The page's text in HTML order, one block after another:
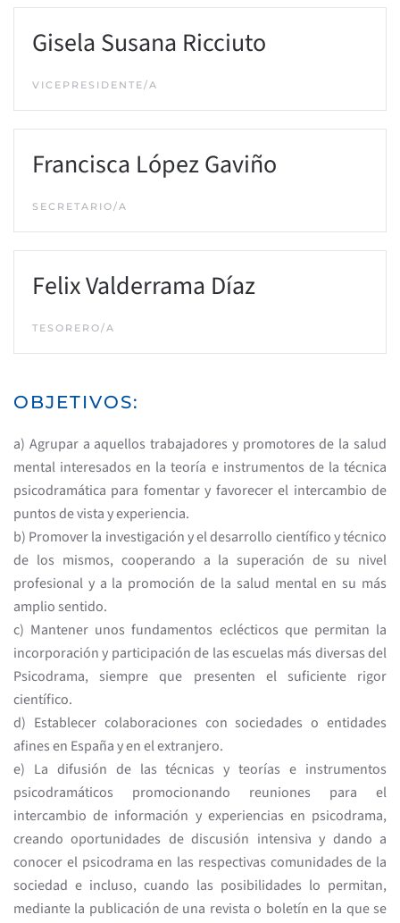
Gisela Susana Ricciuto
VICEPRESIDENTE/A
Francisca López Gaviño
SECRETARIO/A
Felix Valderrama Díaz
TESORERO/A
OBJETIVOS:
a) Agrupar a aquellos trabajadores y promotores de la salud
mental interesados en la teoría e instrumentos de la técnica
psicodramática para fomentar y favorecer el intercambio de
puntos de vista y experiencia.
b) Promover la investigación y el desarrollo científico y técnico
de los mismos, cooperando a la superación de su nivel
profesional y a la promoción de la salud mental en su más
amplio sentido.
c) Mantener unos fundamentos eclécticos que permitan la
incorporación y participación de las escuelas más diversas del
Psicodrama, siempre que presenten el suficiente rigor
científico.
d) Establecer colaboraciones con sociedades o entidades
afines en España y en el extranjero.
e) La difusión de las técnicas y teorías e instrumentos
psicodramáticos promocionando reuniones para el
intercambio de información y experiencias en psicodrama,
creando oportunidades de discusión intensiva y dando a
conocer el psicodrama en las respectivas comunidades de la
sociedad e incluso, cuando las posibilidades lo permitan,
mediante la publicación de una revista o boletín en la que se